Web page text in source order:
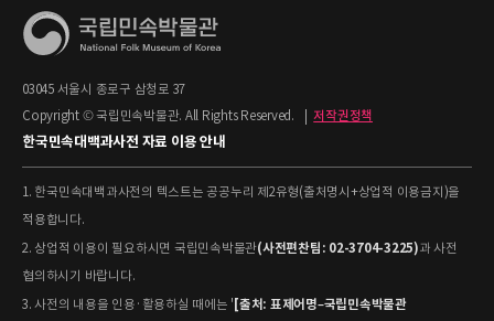
03045 서울시 종로구 삼청로 37
Copyright © 국립민속박물관. All Rights Reserved.
저작권정책
한국민속대백과사전 자료 이용 안내
1. 한국민속대백과사전의 텍스트는 공공누리 제2유형(출처명시+상업적 이용금지)을
적용합니다.
2. 상업적 이용이 필요하시면 국립민속박물관(사전편찬팀: 02-3704-3225)과 사전
협의하시기 바랍니다.
3. 사전의 내용을 인용·활용하실 때에는 ' [출처: 표제어명–국립민속박물관